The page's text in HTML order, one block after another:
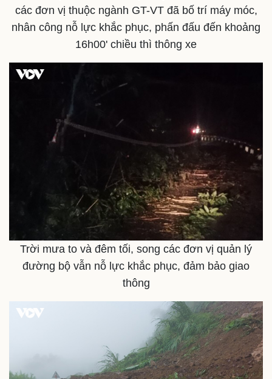
Lịch thi đấu bóng đá
Thế giới thể thao
Ô tô
Xe máy
Tư vấn
các đơn vị thuộc ngành GT-VT đã bố trí máy móc,
nhân công nỗ lực khắc phục, phấn đấu đến khoảng
16h00' chiều thì thông xe
Trời mưa to và đêm tối, song các đơn vị quản lý
đường bộ vẫn nỗ lực khắc phục, đảm bảo giao
thông